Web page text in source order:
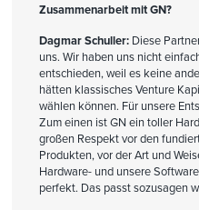
Zusammenarbeit mit GN?
Dagmar Schuller:Diese
uns. Wir haben uns nicht
entschieden, weil es keine
hätten klassisches Venture
wählen können. Für unsere
Zum einen ist GN ein toller
großen Respekt vor den
Produkten, vor der Art und
Hardware- und unsere
perfekt. Das passt sozusagen